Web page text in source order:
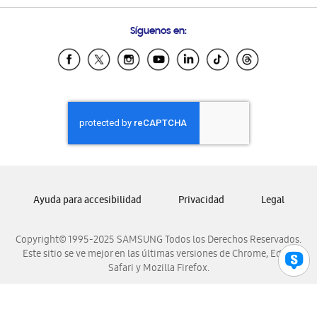
Samsung Ecuador
Samsung El Salvador
Samsung Honduras
Samsung Nicaragua
Samsung Panamá
Samsung Venezuela
Síguenos en:
Copyright© 1995-2025 SAMSUNG Todos los Derechos Reservados.
Este sitio se ve mejor en las últimas versiones de Chrome, Edge,
Safari y Mozilla Firefox.
Ayuda para accesibilidad Privacidad Legal